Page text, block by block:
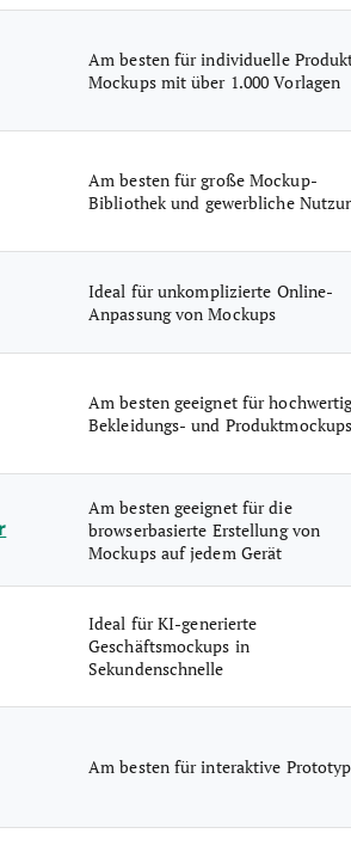
Am besten für individuelle
Mockups mit über 1.000 Vorlagen
Am besten für große Mockup-
Bibliothek und gewerbliche
Ideal für unkomplizierte Online-
Anpassung von Mockups
Am besten geeignet für
Bekleidungs- und Produktmockups
Am besten geeignet für die
browserbasierte Erstellung von
Mockups auf jedem Gerät
Ideal für KI-generierte
Geschäftsmockups in
Sekundenschnelle
Am besten für interaktive